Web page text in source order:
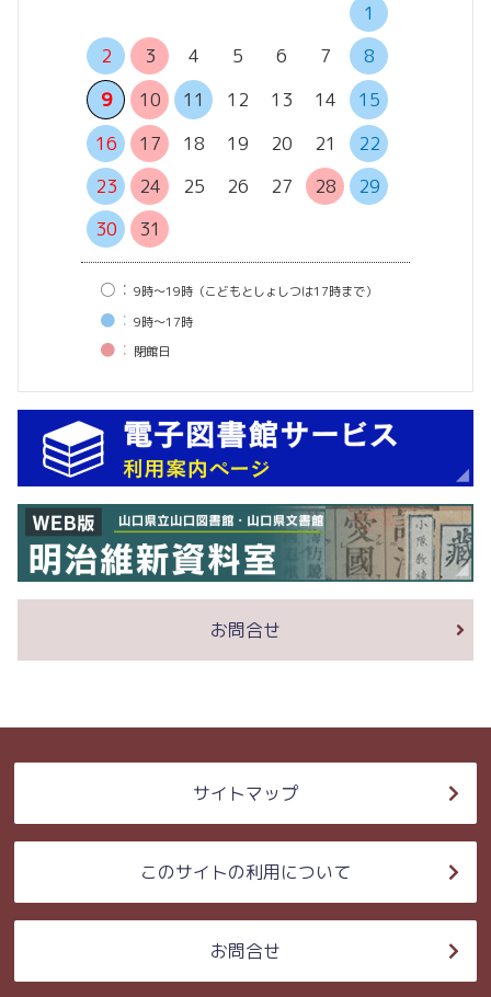
1
2
3 4 5 6 7
8
9
10 11 12 13 14
15
16
17 18 19 20 21
22
23
24 25 26 27 28
29
30
31
○： 9時〜19時（こどもとしょしつは17時まで）
●： 9時〜17時
●： 閉館⽇
お問合せ
サイトマップ
このサイトの利用について
お問合せ